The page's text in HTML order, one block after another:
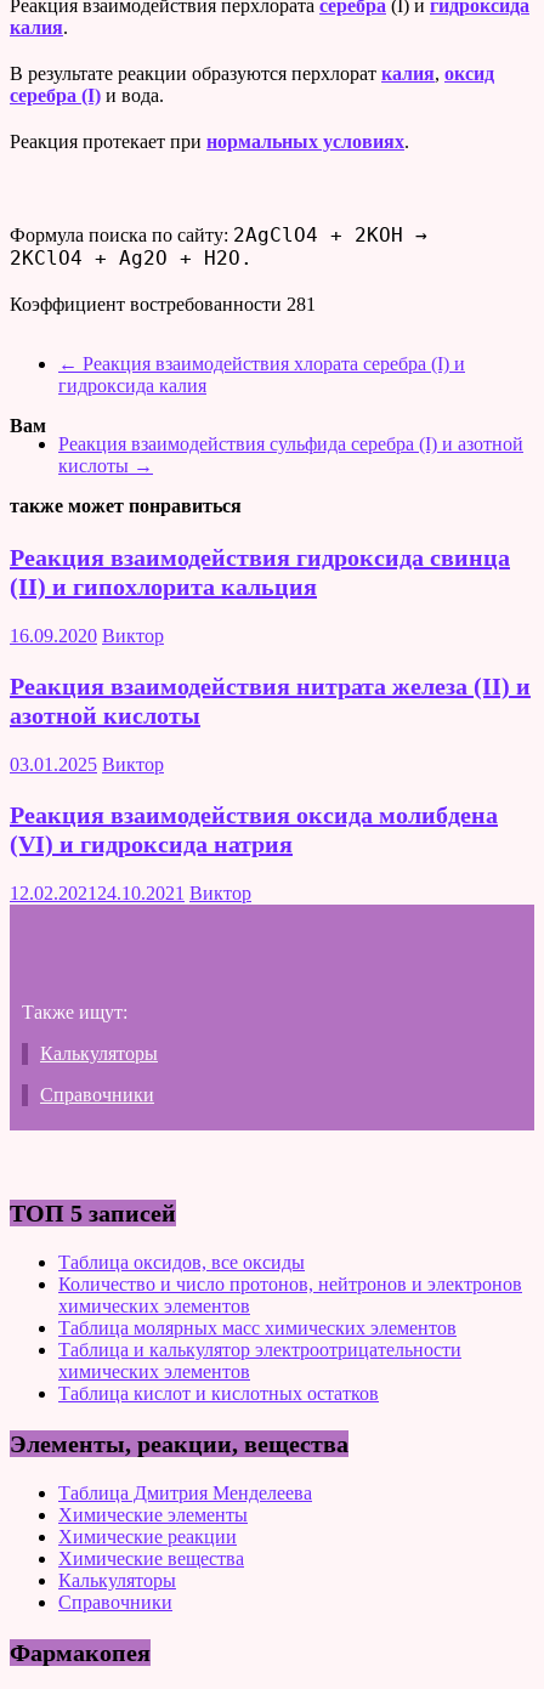
Реакция взаимодействия перхлората серебра (I) и гидроксида
калия.
В результате реакции образуются перхлорат калия, оксид
серебра (I) и вода.
Реакция протекает при нормальных условиях.
Формула поиска по сайту: 2AgClO4 + 2KOH →
2KClO4 + Ag2O + H2O.
Коэффициент востребованности 281
← Реакция взаимодействия хлората серебра (I) и
гидроксида калия
Реакция взаимодействия сульфида серебра (I) и азотной
кислоты →
Вам
также может понравиться
Реакция взаимодействия гидроксида свинца
(II) и гипохлорита кальция
16.09.2020 Виктор
Реакция взаимодействия нитрата железа (II) и
азотной кислоты
03.01.2025 Виктор
Реакция взаимодействия оксида молибдена
(VI) и гидроксида натрия
12.02.2021 24.10.2021 Виктор
Также ищут:
Калькуляторы
Справочники
ТОП 5 записей
Таблица оксидов, все оксиды
Количество и число протонов, нейтронов и электронов
химических элементов
Таблица молярных масс химических элементов
Таблица и калькулятор электроотрицательности
химических элементов
Таблица кислот и кислотных остатков
Элементы, реакции, вещества
Таблица Дмитрия Менделеева
Химические элементы
Химические реакции
Химические вещества
Калькуляторы
Справочники
Фармакопея